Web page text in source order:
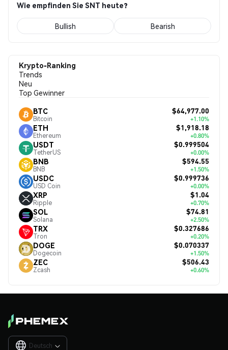
Wie empfinden Sie SNT heute?
Bullish Bearish
Krypto-Ranking
Trends
Neu
Top Gewinner
BTC
Bitcoin
$64,977.00
+1.10%
ETH
Ethereum
$1,918.18
+0.80%
USDT
TetherUS
$0.999504
+0.00%
BNB
BNB
$594.55
+1.50%
USDC
USD Coin
$0.999736
+0.00%
XRP
Ripple
$1.04
+0.70%
SOL
Solana
$74.81
+2.50%
TRX
Tron
$0.327686
+0.20%
DOGE
Dogecoin
$0.070337
+1.50%
ZEC
Zcash
$506.43
+0.60%
Deutsch 